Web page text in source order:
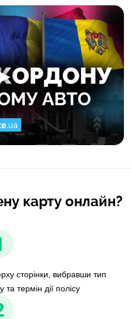
карту онлайн?
сторінки, вибравши тип
термін дії полісу